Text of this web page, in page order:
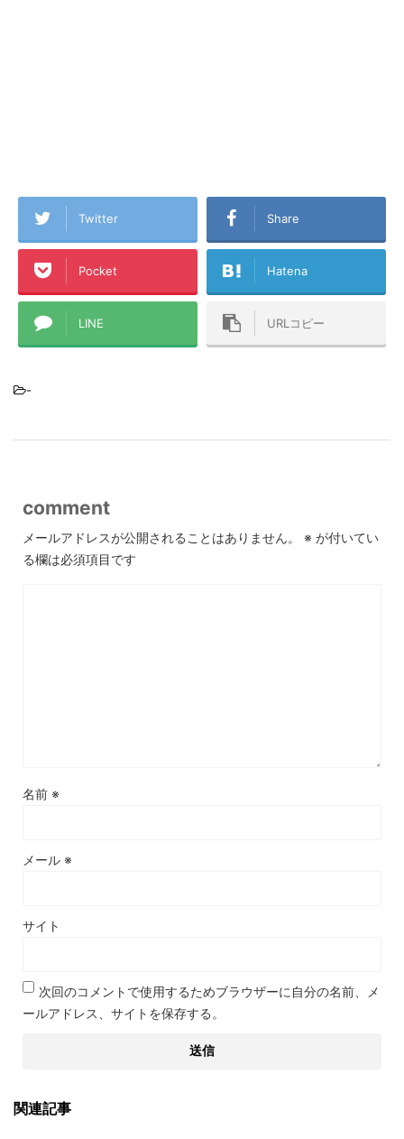
Twitter Share
Pocket Hatena
LINE URLコピー
-
comment
メールアドレスが公開されることはありません。 ※ が付いてい
る欄は必須項目です
名前 ※
メール ※
サイト
次回のコメントで使用するためブラウザーに自分の名前、メ
ールアドレス、サイトを保存する。
関連記事